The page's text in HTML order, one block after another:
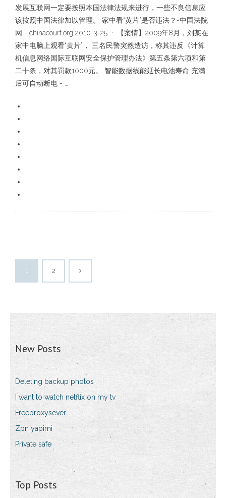
发展互联网一定要按照本国法律法规来进行，一些不良信息应
该按照中国法律加以管理。 家中看“黄片”是否违法？-中国法院
网 - chinacourt.org 2010-3-25 · 【案情】2009年8月，刘某在
家中电脑上观看“黄片”， 三名民警突然造访，称其违反《计算
机信息网络国际互联网安全保护管理办法》第五条第六项和第
二十条，对其罚款1000元。 智能数据线能延长电池寿命 充满
后可自动断电 - …
1 2
New Posts
Deleting backup photos
I want to watch netflix on my tv
Freeproxysever
Zpn yapimi
Private safe
Top Posts